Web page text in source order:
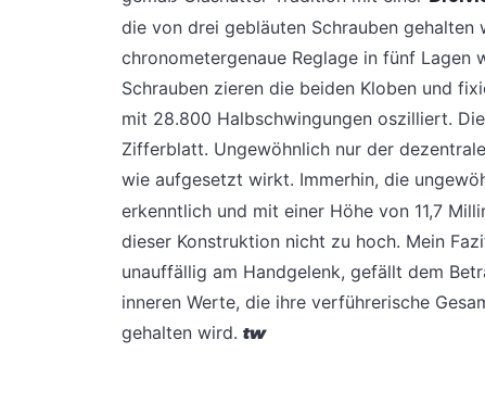
die von drei gebläuten Schrauben
chronometergenaue Reglage in fünf
Schrauben zieren die beiden Kloben und
mit 28.800 Halbschwingungen oszilliert.
Zifferblatt. Ungewöhnlich nur der
wie aufgesetzt wirkt. Immerhin, die
erkenntlich und mit einer Höhe von 11,7
dieser Konstruktion nicht zu hoch. Mein
unauffällig am Handgelenk, gefällt dem
inneren Werte, die ihre verführerische
gehalten wird. tw